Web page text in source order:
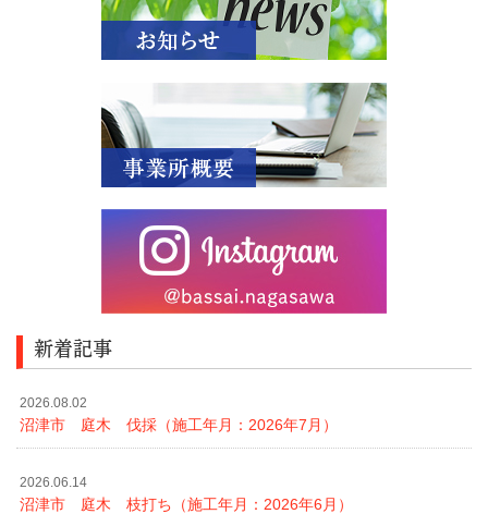
新着記事
2026.08.02
沼津市 庭木 伐採（施工年月：2026年7月）
2026.06.14
沼津市 庭木 枝打ち（施工年月：2026年6月）